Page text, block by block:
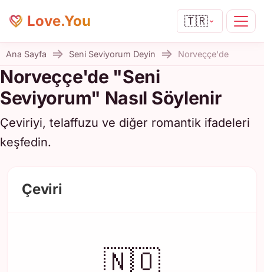
Love.You 🇹🇷
Ana Sayfa Seni Seviyorum Deyin Norveççe'de
Norveççe'de "Seni
Seviyorum" Nasıl Söylenir
Çeviriyi, telaffuzu ve diğer romantik ifadeleri
keşfedin.
Çeviri
🇳🇴